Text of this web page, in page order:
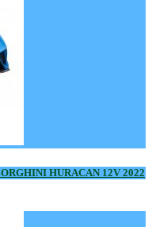
HURACAN 12V 2022